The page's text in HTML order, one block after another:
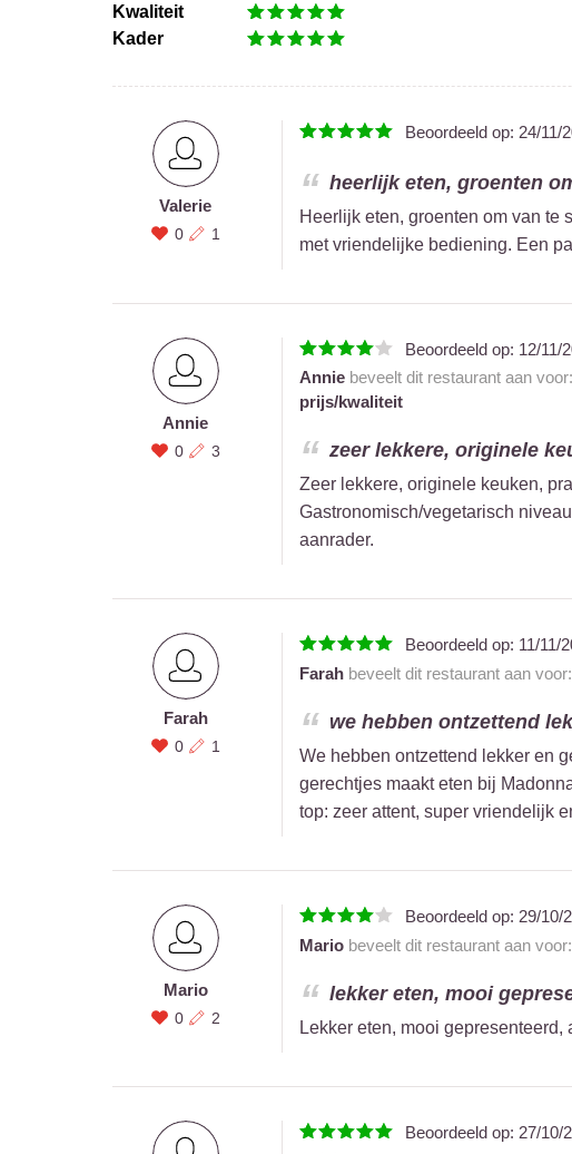
Kwaliteit
Kader
Valerie
0 1
Beoordeeld op: 24/11/
heerlijk eten, groenten
Heerlijk eten, groenten om van te
met vriendelijke bediening. Een
Annie
0 3
Beoordeeld op: 12/11/
Anniebeveelt dit restaurant aan voor:
prijs/kwaliteit
zeer lekkere, originele
Zeer lekkere, originele keuken,
Gastronomisch/vegetarisch
aanrader.
Farah
0 1
Beoordeeld op: 11/11/
Farahbeveelt dit restaurant aan voor:
we hebben ontzettend
We hebben ontzettend lekker en
gerechtjes maakt eten bij
top: zeer attent, super vriendelijk
Mario
0 2
Beoordeeld op: 29/10/
Mariobeveelt dit restaurant aan voor:
lekker eten, mooi
Lekker eten, mooi
Beoordeeld op: 27/10/